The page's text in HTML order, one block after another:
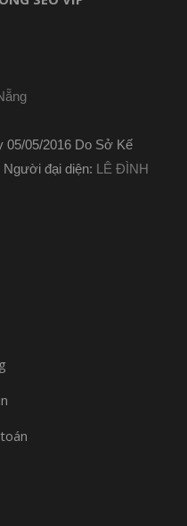
05/05/2016 Do Sở Kế
đại diện: LÊ ĐÌNH